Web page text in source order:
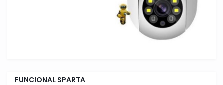
FUNCIONAL SPARTA